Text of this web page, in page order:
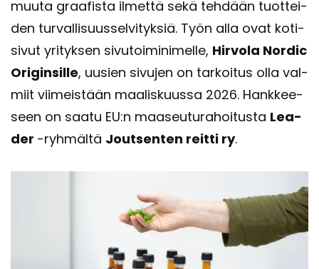
muuta graa­fis­ta il­met­tä sekä teh­dään tuot­tei­
den tur­val­li­suus­sel­vi­tyk­siä. Työn alla ovat ko­ti­
si­vut yri­tyk­sen si­vu­toi­mi­ni­mel­le, Hir­vo­la Nor­dic
Ori­gin­sil­le, uusien si­vu­jen on tar­koi­tus olla val­
miit vii­meis­tään maa­lis­kuus­sa 2026. Hank­kee­
seen on saatu EU:n maa­seu­tu­ra­hoi­tus­ta Lea­
der -​ryhmältä Jout­sen­ten reit­ti ry.